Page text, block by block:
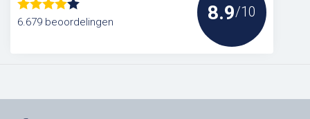
6.679 beoordelingen 8.9/10